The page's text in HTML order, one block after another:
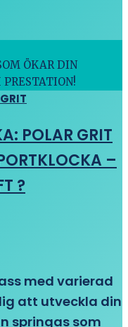
ÖKAR DIN
POLAR GRIT
–
?
med varierad
att utveckla din
springas som